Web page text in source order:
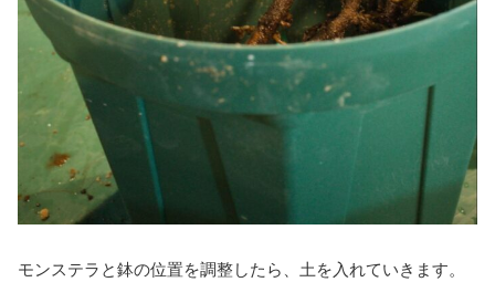
モンステラと鉢の位置を調整したら、土を入れていきます。